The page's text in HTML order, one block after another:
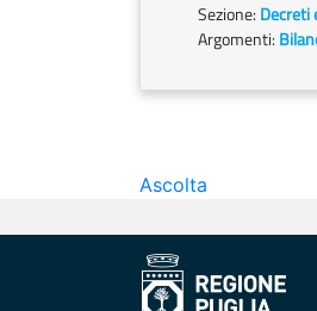
Sezione: Decreti
Argomenti:
Ascolta